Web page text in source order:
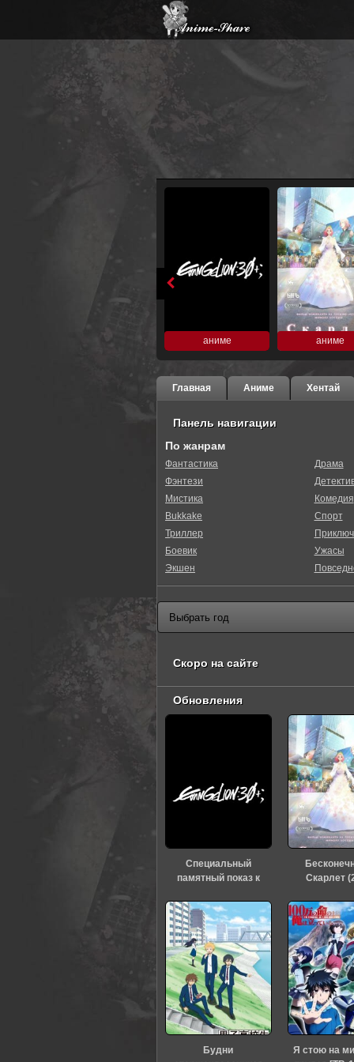
аниме аниме
Главная Аниме Хентай
Панель навигации
По жанрам
Фантастика
Фэнтези
Мистика
Bukkake
Триллер
Боевик
Экшен
Драма
Комедия
Спорт
Ужасы
Скоро на сайте
Обновления
Специальный
памятный показ к
«Евангелиона» (2026)
Скарлет
Будни
Я стою на